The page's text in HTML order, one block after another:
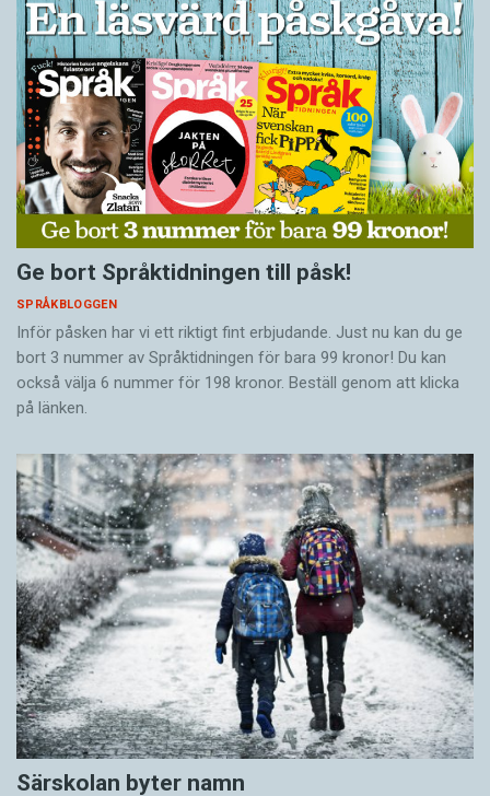
Ge bort Språktidningen till påsk!
SPRÅKBLOGGEN
Inför påsken har vi ett riktigt fint erbjudande. Just nu kan du ge
bort 3 nummer av Språktidningen för bara 99 kronor! Du kan
också välja 6 nummer för 198 kronor. Beställ genom att klicka
på länken.
Särskolan byter namn